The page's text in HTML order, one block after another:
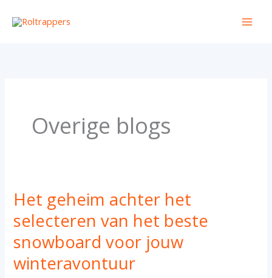
naar
Overige blogs
Het geheim achter het
selecteren van het beste
snowboard voor jouw
winteravontuur
Het
geheim
achter
het
selecteren